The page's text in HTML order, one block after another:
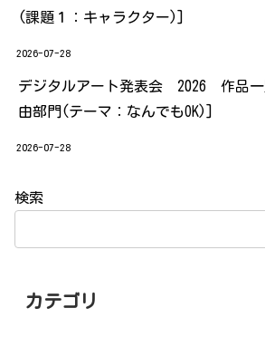
(課題１：キャラクター)]
2026-07-28
デジタルアート発表会 2026 作品
由部門(テーマ：なんでもOK)]
2026-07-28
検索
カテゴリ